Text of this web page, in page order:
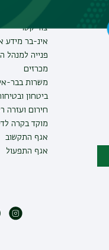
צור קשר
אינ-בר מידע
פנייה למנהל
מכרזים
משרות בבר-
ביטחון
חירום ועזרה
מוקד בקרה
אגף התקשוב
אגף התפעול